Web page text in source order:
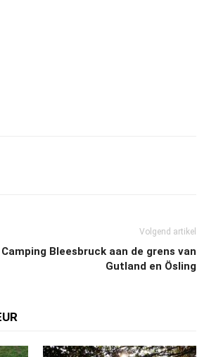
Volgend artikel
Camping Bleesbruck aan de grens van
Gutland en Ösling